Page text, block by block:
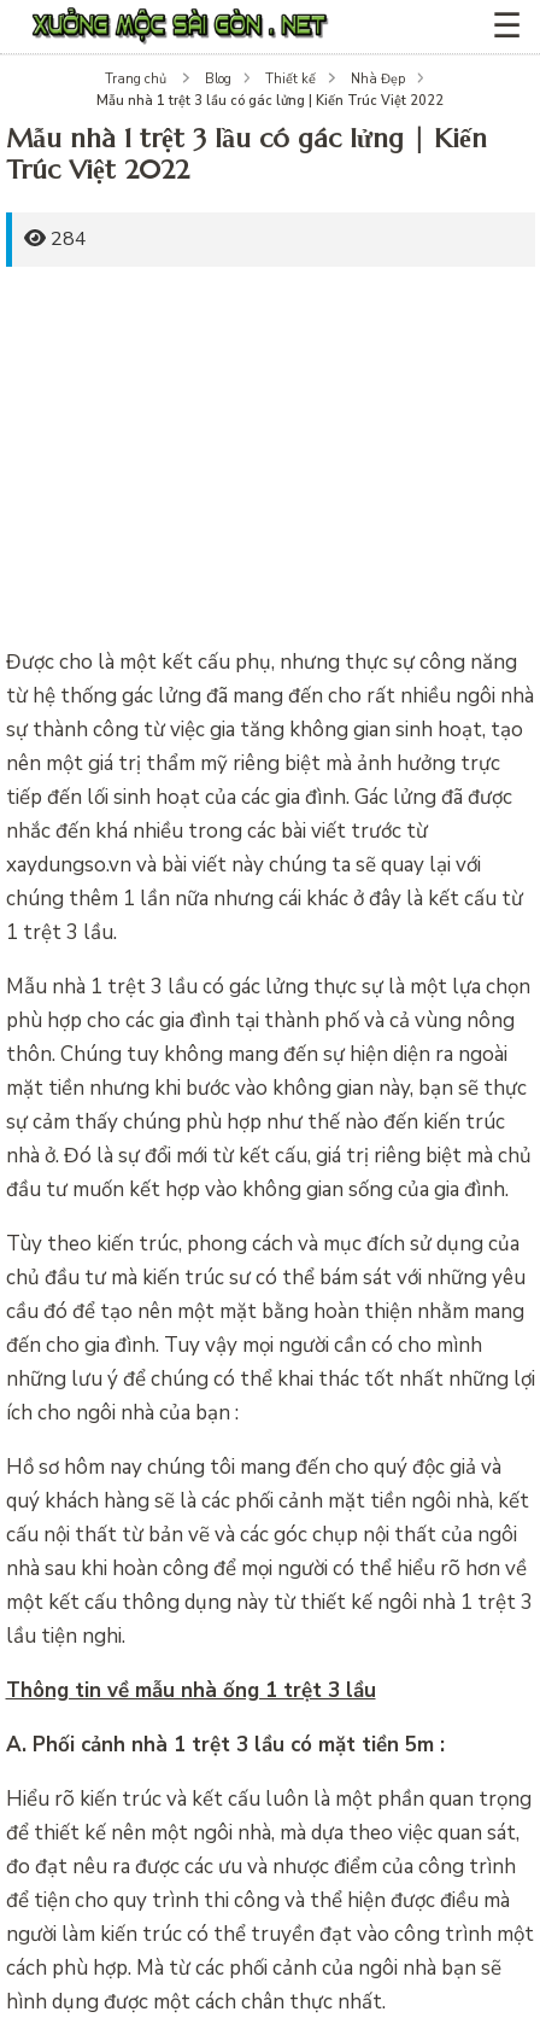
☰
Trang chủ Blog Thiết kế
Nhà Đẹp
Mẫu nhà 1 trệt 3 lầu có gác lửng | Kiến Trúc Việt 2022
Mẫu nhà 1 trệt 3 lầu có gác lửng | Kiến
Trúc Việt 2022
284
Được cho là một kết cấu phụ, nhưng thực sự công năng
từ hệ thống gác lửng đã mang đến cho rất nhiều ngôi nhà
sự thành công từ việc gia tăng không gian sinh hoạt, tạo
nên một giá trị thẩm mỹ riêng biệt mà ảnh hưởng trực
tiếp đến lối sinh hoạt của các gia đình. Gác lửng đã được
nhắc đến khá nhiều trong các bài viết trước từ
xaydungso.vn và bài viết này chúng ta sẽ quay lại với
chúng thêm 1 lần nữa nhưng cái khác ở đây là kết cấu từ
1 trệt 3 lầu.
Mẫu nhà 1 trệt 3 lầu có gác lửng thực sự là một lựa chọn
phù hợp cho các gia đình tại thành phố và cả vùng nông
thôn. Chúng tuy không mang đến sự hiện diện ra ngoài
mặt tiền nhưng khi bước vào không gian này, bạn sẽ thực
sự cảm thấy chúng phù hợp như thế nào đến kiến trúc
nhà ở. Đó là sự đổi mới từ kết cấu, giá trị riêng biệt mà chủ
đầu tư muốn kết hợp vào không gian sống của gia đình.
Tùy theo kiến trúc, phong cách và mục đích sử dụng của
chủ đầu tư mà kiến trúc sư có thể bám sát với những yêu
cầu đó để tạo nên một mặt bằng hoàn thiện nhằm mang
đến cho gia đình. Tuy vậy mọi người cần có cho mình
những lưu ý để chúng có thể khai thác tốt nhất những lợi
ích cho ngôi nhà của bạn :
Hồ sơ hôm nay chúng tôi mang đến cho quý độc giả và
quý khách hàng sẽ là các phối cảnh mặt tiền ngôi nhà, kết
cấu nội thất từ bản vẽ và các góc chụp nội thất của ngôi
nhà sau khi hoàn công để mọi người có thể hiểu rõ hơn về
một kết cấu thông dụng này từ thiết kế ngôi nhà 1 trệt 3
lầu tiện nghi.
Thông tin về mẫu nhà ống 1 trệt 3 lầu
A. Phối cảnh nhà 1 trệt 3 lầu có mặt tiền 5m :
Hiểu rõ kiến trúc và kết cấu luôn là một phần quan trọng
để thiết kế nên một ngôi nhà, mà dựa theo việc quan sát,
đo đạt nêu ra được các ưu và nhược điểm của công trình
để tiện cho quy trình thi công và thể hiện được điều mà
người làm kiến trúc có thể truyền đạt vào công trình một
cách phù hợp. Mà từ các phối cảnh của ngôi nhà bạn sẽ
hình dụng được một cách chân thực nhất.